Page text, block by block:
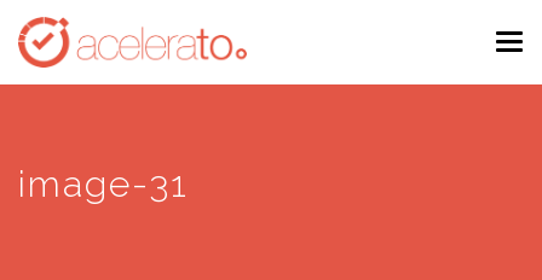
Skip
main
image-31